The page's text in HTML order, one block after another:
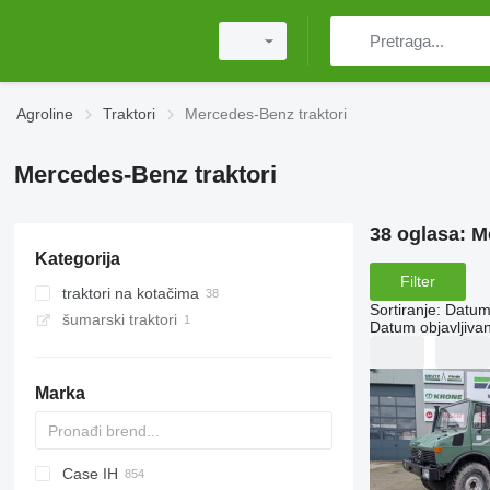
Agroline Traktori Mercedes-Benz traktori
Mercedes-Benz traktori
Kategorija
traktori na kotačima
šumarski traktori
Marka
Challenger
TTR
584
2505
CK
Case IH
38 oglasa:
Filter
Sortiranje:
Datum